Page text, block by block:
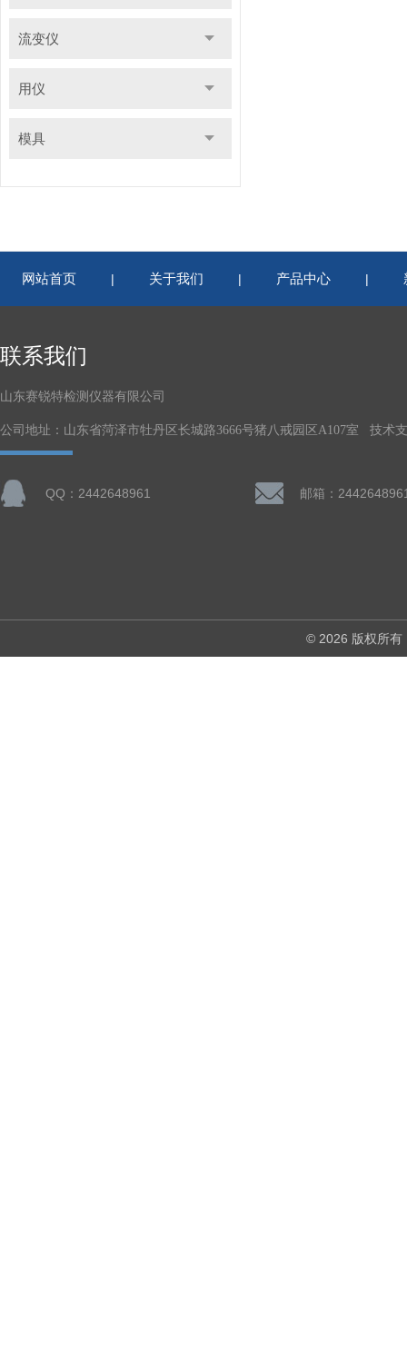
流变仪
用仪
模具
网站首页 | 关于我们 | 产品中心 |
联系我们
山东赛锐特检测仪器有限公司
公司地址：山东省菏泽市牡丹区长城路3666号猪八戒园区A107室 技术
QQ：2442648961 邮箱：
© 2026 版权所